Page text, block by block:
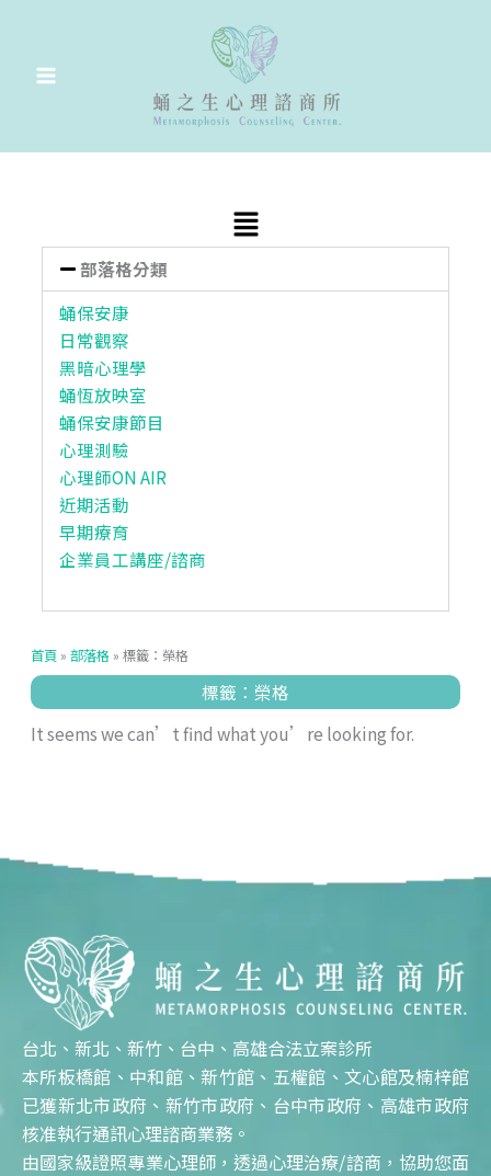
容
Main
部落格分類
蛹保安康
日常觀察
黑暗心理學
蛹恆放映室
蛹保安康節目
心理測驗
心理師ON AIR
近期活動
早期療育
企業員工講座/諮商
首頁 »部落格 »標籤：榮格
標籤：榮格
It seems we can’t find what you’re looking for.
台北、新北、新竹、台中、高雄合法立案診所
本所板橋館、中和館、新竹館、五權館、文心館及楠梓館
已獲新北市政府、新竹市政府、台中市政府、高雄市政府
核准執行通訊心理諮商業務。
由國家級證照專業心理師，透過心理治療/諮商，協助您面